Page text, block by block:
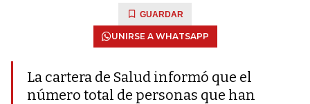
GUARDAR
UNIRSE A WHATSAPP
La cartera de Salud informó que el
número total de personas que han